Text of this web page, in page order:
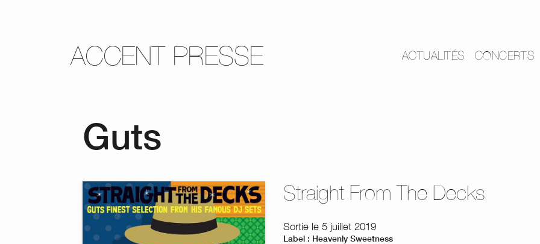
ACCENT PRESSE ACTUALITÉS CONCERTS
Guts
Straight From The Decks
Sortie le 5 juillet 2019
Label : Heavenly Sweetness